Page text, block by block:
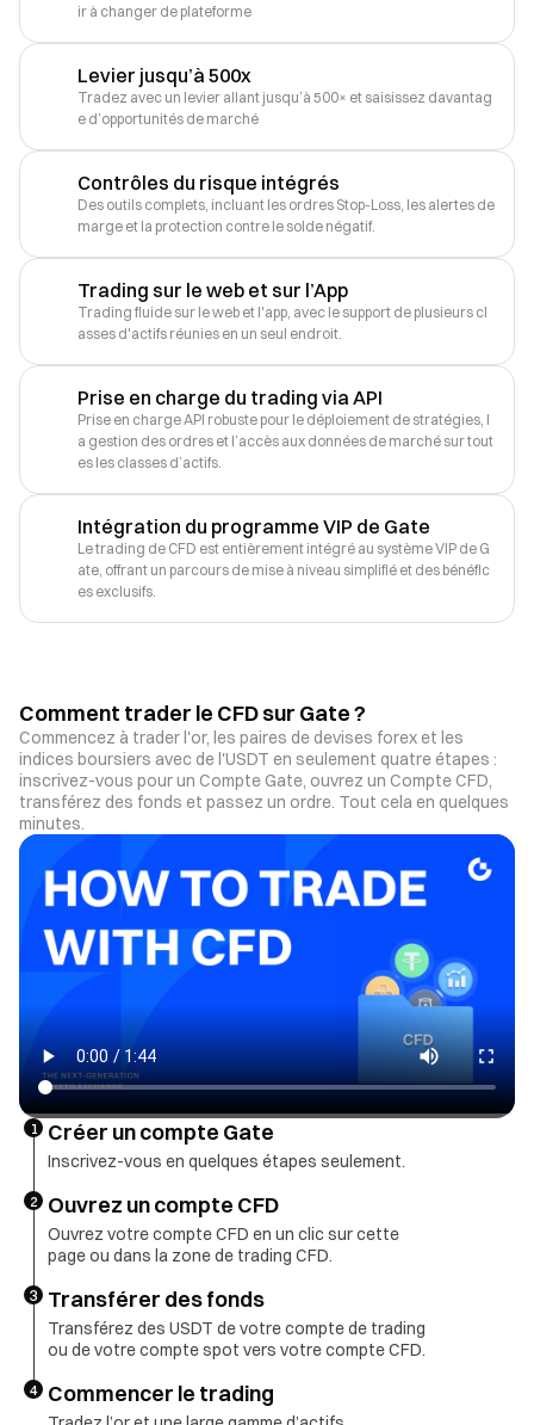
ir à changer de plateforme
Levier jusqu’à 500x
Tradez avec un levier allant jusqu’à 500× et saisissez davantag
e d’opportunités de marché
Contrôles du risque intégrés
Des outils complets, incluant les ordres Stop-Loss, les alertes de
marge et la protection contre le solde négatif.
Trading sur le web et sur l’App
Trading fluide sur le web et l'app, avec le support de plusieurs cl
asses d'actifs réunies en un seul endroit.
Prise en charge du trading via API
Prise en charge API robuste pour le déploiement de stratégies, l
a gestion des ordres et l’accès aux données de marché sur tout
es les classes d’actifs.
Intégration du programme VIP de Gate
Le trading de CFD est entièrement intégré au système VIP de G
ate, offrant un parcours de mise à niveau simplifié et des bénéfic
es exclusifs.
Comment trader le CFD sur Gate ?
Commencez à trader l'or, les paires de devises forex et les
indices boursiers avec de l'USDT en seulement quatre étapes :
inscrivez-vous pour un Compte Gate, ouvrez un Compte CFD,
transférez des fonds et passez un ordre. Tout cela en quelques
minutes.
1 Créer un compte Gate
Inscrivez-vous en quelques étapes seulement.
2 Ouvrez un compte CFD
Ouvrez votre compte CFD en un clic sur cette
page ou dans la zone de trading CFD.
3 Transférer des fonds
Transférez des USDT de votre compte de trading
ou de votre compte spot vers votre compte CFD.
4 Commencer le trading